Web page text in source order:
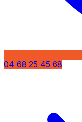
04 68 25 45 68